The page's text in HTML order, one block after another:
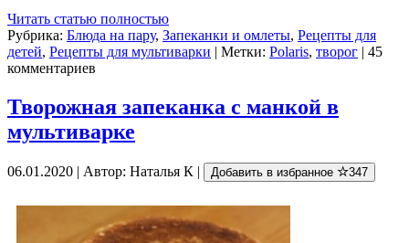
Читать статью полностью
Рубрика: Блюда на пару, Запеканки и омлеты, Рецепты для
детей, Рецепты для мультиварки | Метки: Polaris, творог | 45
комментариев
Творожная запеканка с манкой в
мультиварке
06.01.2020 | Автор: Наталья К | Добавить в избранное 347